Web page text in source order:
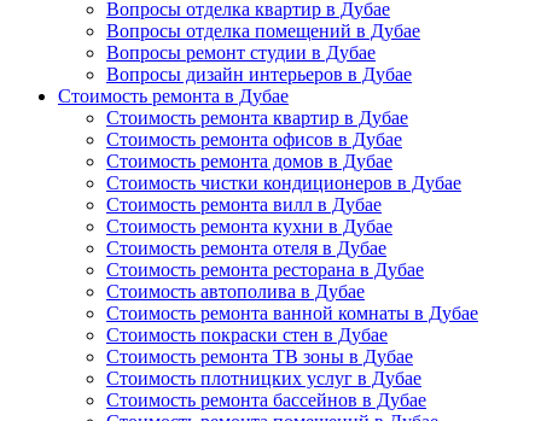
Вопросы отделка квартир в Дубае
Вопросы отделка помещений в Дубае
Вопросы ремонт студии в Дубае
Вопросы дизайн интерьеров в Дубае
Стоимость ремонта в Дубае
Стоимость ремонта квартир в Дубае
Стоимость ремонта офисов в Дубае
Стоимость ремонта домов в Дубае
Стоимость чистки кондиционеров в Дубае
Стоимость ремонта вилл в Дубае
Стоимость ремонта кухни в Дубае
Стоимость ремонта отеля в Дубае
Стоимость ремонта ресторана в Дубае
Стоимость автополива в Дубае
Стоимость ремонта ванной комнаты в Дубае
Стоимость покраски стен в Дубае
Стоимость ремонта ТВ зоны в Дубае
Стоимость плотницких услуг в Дубае
Стоимость ремонта бассейнов в Дубае